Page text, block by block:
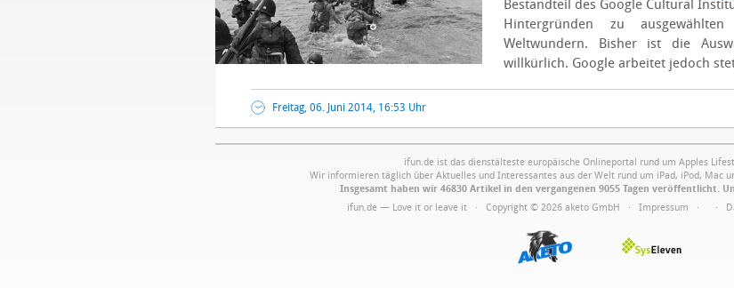
Bestandteil des Google Cultural
Hintergründen zu
Weltwundern. Bisher ist die
willkürlich. Google arbeitet jedoch
Freitag, 06. Juni 2014, 16:53 Uhr
ifun.de ist das dienstälteste europäische Onlineportal rund um Apples
Wir informieren täglich über Aktuelles und Interessantes aus der Welt rund um iPad, iPod, Mac
Insgesamt haben wir 46830 Artikel in den vergangenen 9055 Tagen veröffentlicht.
ifun.de — Love it or leave it · Copyright © 2026 aketo GmbH · Impressum · ·